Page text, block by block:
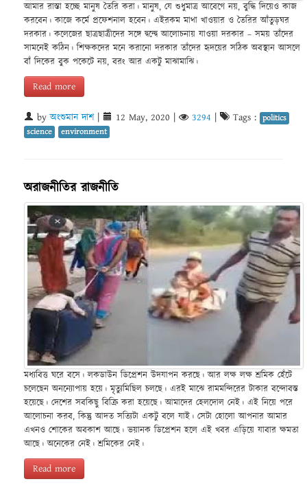
আমার রাস্তা হচ্ছে মানুষ তৈরি করা। মানুষ, যে শুধুমাত্র আবেগে নয়, বুদ্ধি দিয়েও কাজ
করবেন। কাজে কর্মে প্রফেশনাল হবেন। এইরকম মাথা খাওয়ার ও তৈরির আঁতুড়ঘর
দরকার। কলেজের ছাত্রছাত্রীদের সঙ্গে দ্বন্দ্বে আলোচনায় যাওয়া দরকার – সময় তাঁদের
সামনেই কঠিন। শিক্ষকদের মনে করানো দরকার তাঁদের হৃদয়ের সঠিক অবস্থান আসলে
বাঁ দিকের বুক পকেটে নয়, বরং আর একটু মাঝামাঝি।
Read more
byঅংশুমান দাশ| 12 May, 2020 3294 Tags : politics
science
environment
অরাজনীতির রাজনীতি
মধ্যবিত্ত ঘরে বসে। লকডাউন ডিপ্রেশন উদযাপন করছে। আর লক্ষ লক্ষ শ্রমিক হেঁটে
চলেছেন অনন্যোপায় হয়ে। মৃত্যুমিছিল চলছে। এরই মাঝে রামমন্দিরের টাকার বন্দোবস্ত
হয়েছে। দেশের সবকিছু বিক্রি করা হয়েছে। আমাদের হেলদোল নেই। এই নিয়ে পরে
আলোচনা করব, কিন্তু আদত সত্যিটা একটু বলে যাই। সেটা হোলো আপনার আমার
এখনও শোকের অবকাশ আছে। ভয়ানক ডিপ্রেশন হলে এই খবর এড়িয়ে যাবার ক্ষমতা
আছে। অনেকের নেই। শ্রমিকের নেই।
Read more